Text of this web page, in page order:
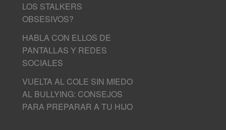
LOS STALKERS
OBSESIVOS?
HABLA CON ELLOS DE
PANTALLAS Y REDES
SOCIALES
VUELTA AL COLE SIN MIEDO
AL BULLYING: CONSEJOS
PARA PREPARAR A TU HIJO